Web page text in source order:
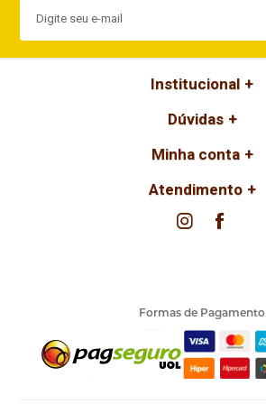
Institucional
Dúvidas
Minha conta
Atendimento
Formas de Pagamento